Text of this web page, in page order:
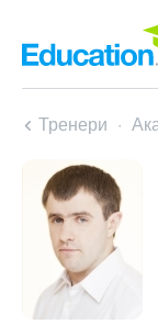
Тренери